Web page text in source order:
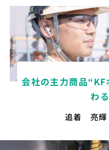
会社の主力商品
わ
追着 亮輝